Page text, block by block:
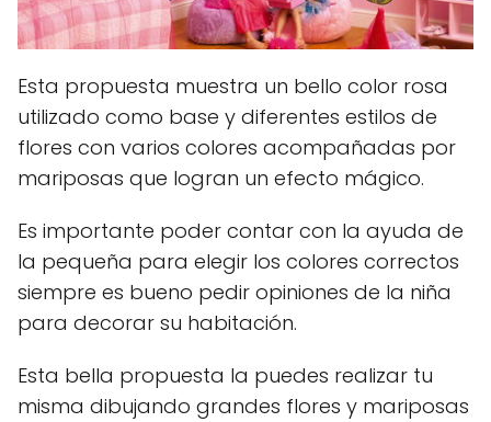
Esta propuesta muestra un bello color rosa
utilizado como base y diferentes estilos de
flores con varios colores acompañadas por
mariposas que logran un efecto mágico.
Es importante poder contar con la ayuda de
la pequeña para elegir los colores correctos
siempre es bueno pedir opiniones de la niña
para decorar su habitación.
Esta bella propuesta la puedes realizar tu
misma dibujando grandes flores y mariposas